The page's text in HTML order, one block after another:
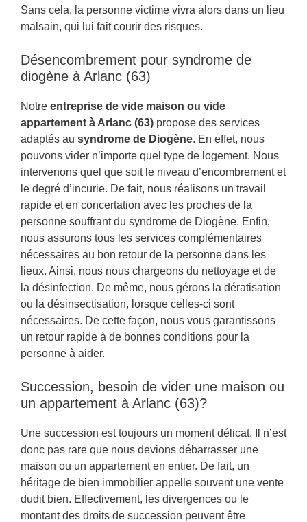
Sans cela, la personne victime vivra alors dans un lieu
malsain, qui lui fait courir des risques.
Désencombrement pour syndrome de
diogène à Arlanc (63)
Notre entreprise de vide maison ou vide
appartement à Arlanc (63) propose des services
adaptés au syndrome de Diogène. En effet, nous
pouvons vider n’importe quel type de logement. Nous
intervenons quel que soit le niveau d’encombrement et
le degré d’incurie. De fait, nous réalisons un travail
rapide et en concertation avec les proches de la
personne souffrant du syndrome de Diogène. Enfin,
nous assurons tous les services complémentaires
nécessaires au bon retour de la personne dans les
lieux. Ainsi, nous nous chargeons du nettoyage et de
la désinfection. De même, nous gérons la dératisation
ou la désinsectisation, lorsque celles-ci sont
nécessaires. De cette façon, nous vous garantissons
un retour rapide à de bonnes conditions pour la
personne à aider.
Succession, besoin de vider une maison ou
un appartement à Arlanc (63)?
Une succession est toujours un moment délicat. Il n’est
donc pas rare que nous devions débarrasser une
maison ou un appartement en entier. De fait, un
héritage de bien immobilier appelle souvent une vente
dudit bien. Effectivement, les divergences ou le
montant des droits de succession peuvent être